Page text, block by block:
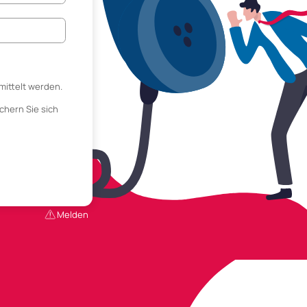
werden.
Sie sich
Melden